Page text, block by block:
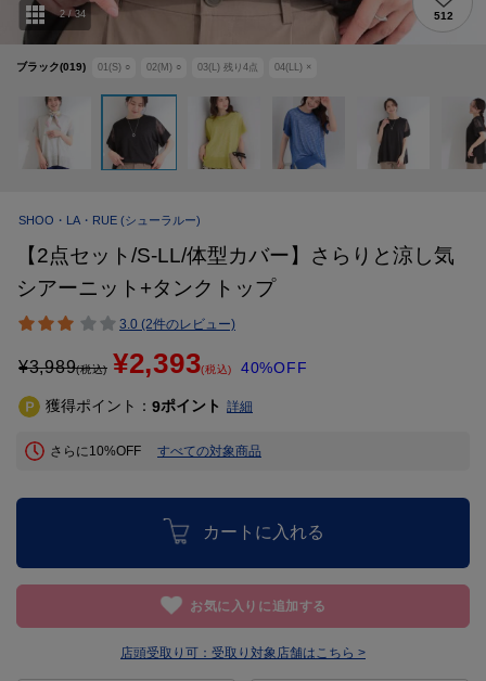
ブラック(019) 01(S) ○ 02(M) ○ 03(L) 残り 4点 04(LL) ×
2/34 512
SHOO・LA・RUE (シューラルー)
【2点セット/S-LL/体型カバー】さらりと涼し気
シアーニット+タンクトップ
3.0 (2件のレビュー)
¥3,989(税込) ¥2,393(税込) 40%OFF
獲得ポイント： 9ポイント 詳細
さらに10%OFF すべての対象商品
カートに入れる
お気に入りに追加する
店頭受取り可： 受取り対象店舗はこちら >